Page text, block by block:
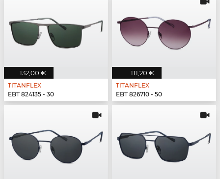
132,00 €
TITANFLEX
EBT 824135 - 30
111,20 €
TITANFLEX
EBT 826710 - 50